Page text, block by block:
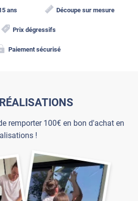
ans Découpe sur mesure
Prix dégressifs
Paiement sécurisé
remporter 100€ en bon d'achat en
!